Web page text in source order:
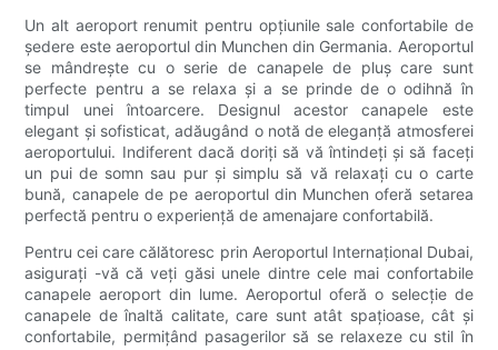
Un alt aeroport renumit pentru opțiunile sale confortabile de
ședere este aeroportul din Munchen din Germania. Aeroportul
se mândrește cu o serie de canapele de pluș care sunt
perfecte pentru a se relaxa și a se prinde de o odihnă în
timpul unei întoarcere. Designul acestor canapele este
elegant și sofisticat, adăugând o notă de eleganță atmosferei
aeroportului. Indiferent dacă doriți să vă întindeți și să faceți
un pui de somn sau pur și simplu să vă relaxați cu o carte
bună, canapele de pe aeroportul din Munchen oferă setarea
perfectă pentru o experiență de amenajare confortabilă.
Pentru cei care călătoresc prin Aeroportul Internațional Dubai,
asigurați -vă că veți găsi unele dintre cele mai confortabile
canapele aeroport din lume. Aeroportul oferă o selecție de
canapele de înaltă calitate, care sunt atât spațioase, cât și
confortabile, permițând pasagerilor să se relaxeze cu stil în